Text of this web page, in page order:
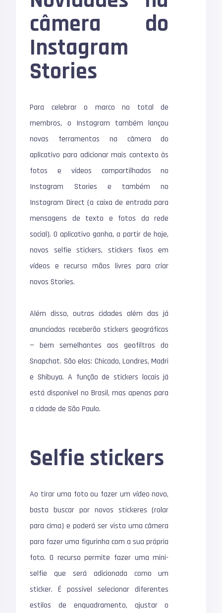
câmera do
Instagram
Stories
Para celebrar o marco no total de
membros, o Instagram também lançou
novas ferramentas na câmera do
aplicativo para adicionar mais contexto às
fotos e vídeos compartilhados no
Instagram Stories e também no
Instagram Direct (a caixa de entrada para
mensagens de texto e fotos da rede
social). O aplicativo ganha, a partir de hoje,
novos selfie stickers, stickers fixos em
vídeos e recurso mãos livres para criar
novos Stories.
Além disso, outras cidades além das já
anunciadas receberão stickers geográficos
— bem semelhantes aos geofiltros do
Snapchat. São elas: Chicado, Londres, Madri
e Shibuya. A função de stickers locais já
está disponível no Brasil, mas apenas para
a cidade de São Paulo.
Selfie stickers
Ao tirar uma foto ou fazer um vídeo novo,
basta buscar por novos stickeres (rolar
para cima) e poderá ser vista uma câmera
para fazer uma figurinha com a sua própria
foto. O recurso permite fazer uma mini-
selfie que será adicionada como um
sticker. É possível selecionar diferentes
estilos de enquadramento, ajustar o